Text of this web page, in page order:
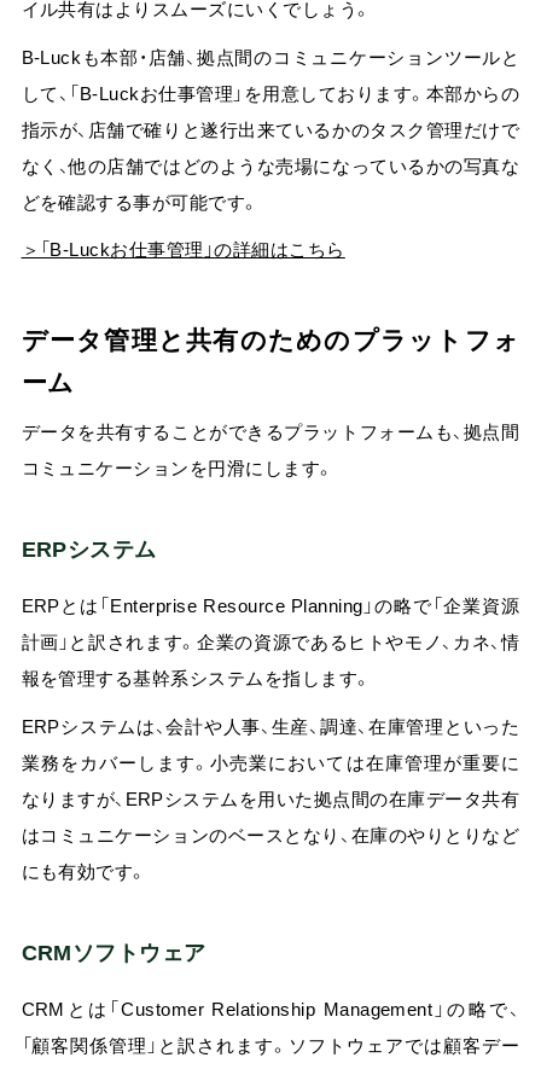
イル共有はよりスムーズにいくでしょう。
B-Luckも本部・店舗、拠点間のコミュニケーションツールと
して、「B-Luckお仕事管理」を用意しております。本部からの
指示が、店舗で確りと遂行出来ているかのタスク管理だけで
なく、他の店舗ではどのような売場になっているかの写真な
どを確認する事が可能です。
＞「B-Luckお仕事管理」の詳細はこちら
データ管理と共有のためのプラットフォ
ーム
データを共有することができるプラットフォームも、拠点間
コミュニケーションを円滑にします。
ERPシステム
ERPとは「Enterprise Resource Planning」の略で「企業資源
計画」と訳されます。企業の資源であるヒトやモノ、カネ、情
報を管理する基幹系システムを指します。
ERPシステムは、会計や人事、生産、調達、在庫管理といった
業務をカバーします。小売業においては在庫管理が重要に
なりますが、ERPシステムを用いた拠点間の在庫データ共有
はコミュニケーションのベースとなり、在庫のやりとりなど
にも有効です。
CRMソフトウェア
CRMとは「Customer Relationship Management」の略で、
「顧客関係管理」と訳されます。ソフトウェアでは顧客デー